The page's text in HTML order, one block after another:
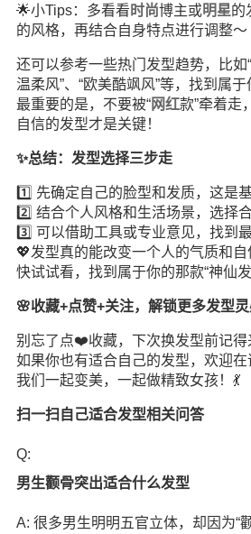
🌟小Tips：多看看 时尚博主或明星的
的风格，再结合自身特点进行调整～
还可以参考一些热门发型趋势，比如
温柔风”、“欧美酷飒风”等，找到属于
最重要的是，不要被“网红款”牵着走
自信的发型才是关键！
✨总结：发型选择三步走
1️⃣ 先确定自己的脸型和发质，这是
2️⃣ 结合个人风格和生活场景，选择
3️⃣ 可以借助工具或专业意见，找到
💖发型真的能改变一个人的气质和自
快试试看，找到属于你的那款“神仙
🌸收藏+点赞+关注，解锁更多发型灵
别忘了点❤️收藏，下次换发型前记得
如果你也有适合自己的发型，欢迎在
我们一起变美，一起做精致女孩！💃
扫一扫自己适合发型相关问答
Q:
男生颧骨突出适合什么发型
A: 很多男生明明五官立体，却因为“